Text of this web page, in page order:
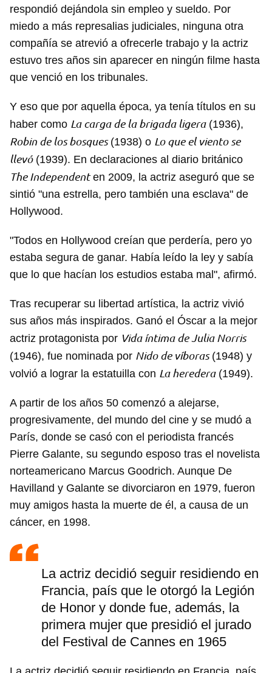
respondió dejándola sin empleo y sueldo. Por
miedo a más represalias judiciales, ninguna otra
compañía se atrevió a ofrecerle trabajo y la actriz
estuvo tres años sin aparecer en ningún filme hasta
que venció en los tribunales.
Y eso que por aquella época, ya tenía títulos en su
haber como La carga de la brigada ligera(1936),
Robin de los bosques(1938) o Lo que el viento se
llevó(1939). En declaraciones al diario británico
The Independenten 2009, la actriz aseguró que se
sintió "una estrella, pero también una esclava" de
Hollywood.
"Todos en Hollywood creían que perdería, pero yo
estaba segura de ganar. Había leído la ley y sabía
que lo que hacían los estudios estaba mal", afirmó.
Tras recuperar su libertad artística, la actriz vivió
sus años más inspirados. Ganó el Óscar a la mejor
actriz protagonista por Vida íntima de Julia Norris
(1946), fue nominada por Nido de víboras(1948) y
volvió a lograr la estatuilla con La heredera(1949).
A partir de los años 50 comenzó a alejarse,
progresivamente, del mundo del cine y se mudó a
París, donde se casó con el periodista francés
Pierre Galante, su segundo esposo tras el novelista
norteamericano Marcus Goodrich. Aunque De
Havilland y Galante se divorciaron en 1979, fueron
muy amigos hasta la muerte de él, a causa de un
cáncer, en 1998.
La actriz decidió seguir residiendo en
Francia, país que le otorgó la Legión
de Honor y donde fue, además, la
primera mujer que presidió el jurado
del Festival de Cannes en 1965